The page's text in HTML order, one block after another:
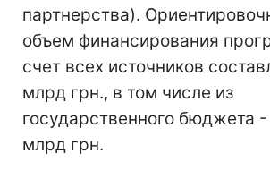
партнерства).
объем финансирования
счет всех источников
млрд грн., в том числе из
государственного бюджета -
млрд грн.